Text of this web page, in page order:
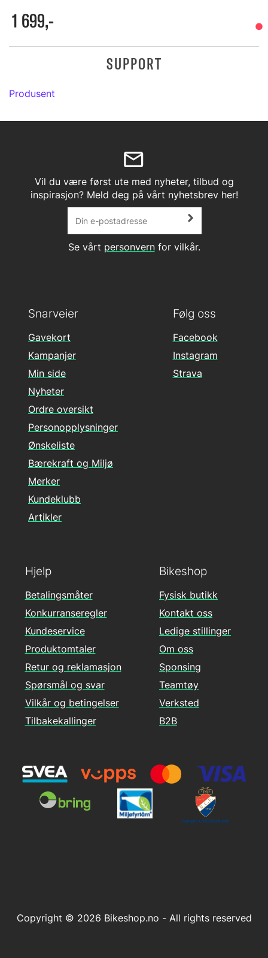
1 699,-
SUPPORT
Produsent
Vil du være først ute med nyheter, tilbud og
inspirasjon? Meld deg på vårt nyhetsbrev her!
Se vårt personvernfor vilkår.
Følg oss
Facebook
Instagram
Strava
Hjelp
Betalingsmåter
Konkurranseregler
Kundeservice
Produktomtaler
Retur og reklamasjon
Spørsmål og svar
Vilkår og betingelser
Tilbakekallinger
Snarveier
Gavekort
Kampanjer
Min side
Nyheter
Ordre oversikt
Personopplysninger
Ønskeliste
Bærekraft og Miljø
Merker
Kundeklubb
Artikler
Bikeshop
Fysisk butikk
Kontakt oss
Ledige stillinger
Om oss
Sponsing
Teamtøy
Verksted
B2B
Copyright © 2026 Bikeshop.no - All rights reserved